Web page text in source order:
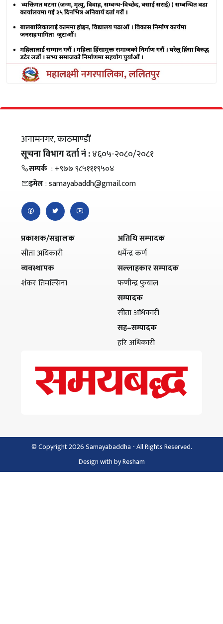
अनामनगर, काठमाण्डौँ
सूचना विभाग दर्ता नं :४६०५-२०८०/२०८१
सम्पर्क : +९७७ ९८५१११९५०४
इमेल: samayabaddh@gmail.com
प्रकाशक/सञ्चालक
सीता अधिकारी
व्यवस्थापक
शंकर तिमल्सिना
अतिथि सम्पादक
धर्मेन्द्र कर्ण
सल्लाहकार सम्पादक
फणीन्द्र फुयाल
सम्पादक
सीता अधिकारी
सह–सम्पादक
हरि अधिकारी
© Copyright 2026 Samayabaddha - All Rights Reserved.
Design withbyResham